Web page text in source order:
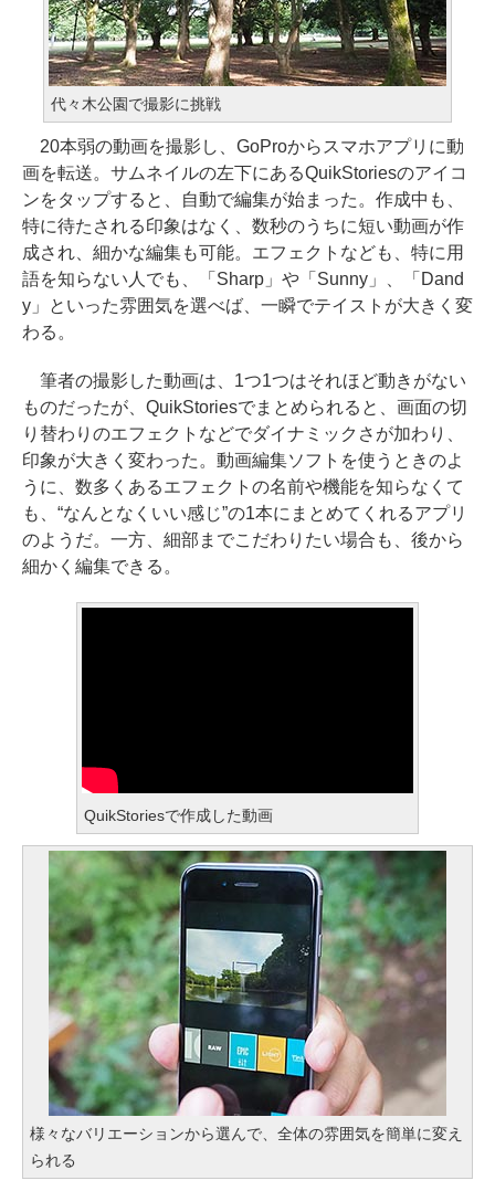
代々木公園で撮影に挑戦
20本弱の動画を撮影し、GoProからスマホアプリに動
画を転送。サムネイルの左下にあるQuikStoriesのアイコ
ンをタップすると、自動で編集が始まった。作成中も、
特に待たされる印象はなく、数秒のうちに短い動画が作
成され、細かな編集も可能。エフェクトなども、特に用
語を知らない人でも、「Sharp」や「Sunny」、「Dand
y」といった雰囲気を選べば、一瞬でテイストが大きく変
わる。
筆者の撮影した動画は、1つ1つはそれほど動きがない
ものだったが、QuikStoriesでまとめられると、画面の切
り替わりのエフェクトなどでダイナミックさが加わり、
印象が大きく変わった。動画編集ソフトを使うときのよ
うに、数多くあるエフェクトの名前や機能を知らなくて
も、“なんとなくいい感じ”の1本にまとめてくれるアプリ
のようだ。一方、細部までこだわりたい場合も、後から
細かく編集できる。
QuikStoriesで作成した動画
様々なバリエーションから選んで、全体の雰囲気を簡単に変え
られる